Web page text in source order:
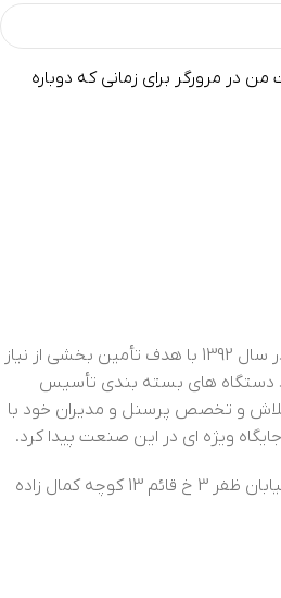
من در مرورگر برای زمانی که دوباره
گروه صنعتی “ایرانو صنعت” در سال 1392 با هدف تأمین بخشی از نیاز
دستگاه های بسته بندی تأسیس
تلاش و تخصص پرسنل و مدیران خود با
ویژه ای در این صنعت پیدا کرد.
آدرس شرکت: کرج کمالشهر خیابان ظفر 3 خ قائم 13 کوچه کمال زاده